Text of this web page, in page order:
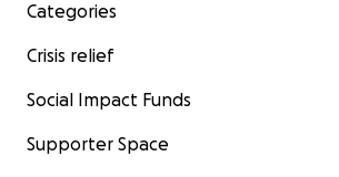
Categories
Crisis relief
Social Impact Funds
Supporter Space